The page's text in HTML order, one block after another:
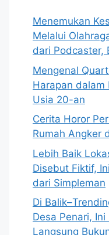
Menemukan
Melalui
dari Podcaster,
Mengenal
Harapan dalam
Usia 20-an
Cerita Horor
Rumah Angker
Lebih Baik
Disebut Fiktif,
dari Simpleman
Di
Desa Penari,
Langsung